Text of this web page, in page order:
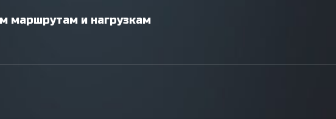
маршрутам и нагрузкам